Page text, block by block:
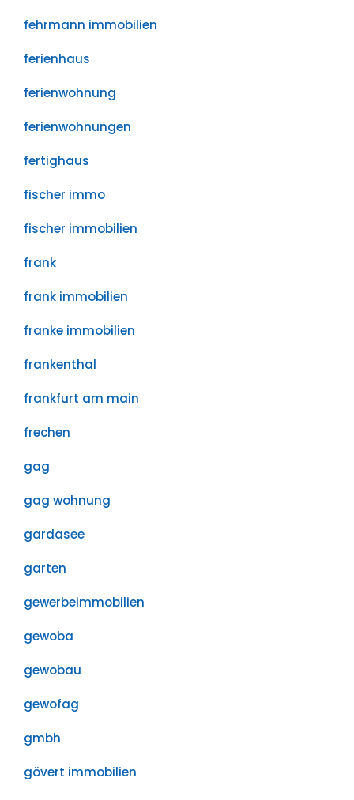
fehrmann immobilien
ferienhaus
ferienwohnung
ferienwohnungen
fertighaus
fischer immo
fischer immobilien
frank
frank immobilien
franke immobilien
frankenthal
frankfurt am main
frechen
gag
gag wohnung
gardasee
garten
gewerbeimmobilien
gewoba
gewobau
gewofag
gmbh
gövert immobilien